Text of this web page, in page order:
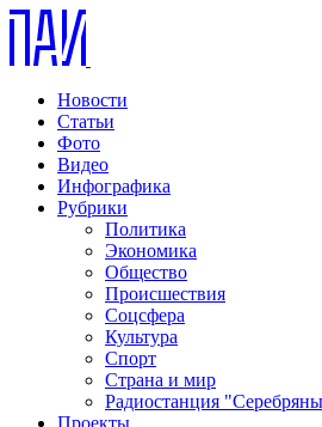
Новости
Статьи
Фото
Видео
Инфографика
Рубрики
Политика
Экономика
Общество
Происшествия
Соцсфера
Культура
Спорт
Страна и мир
Радиостанция
Проекты